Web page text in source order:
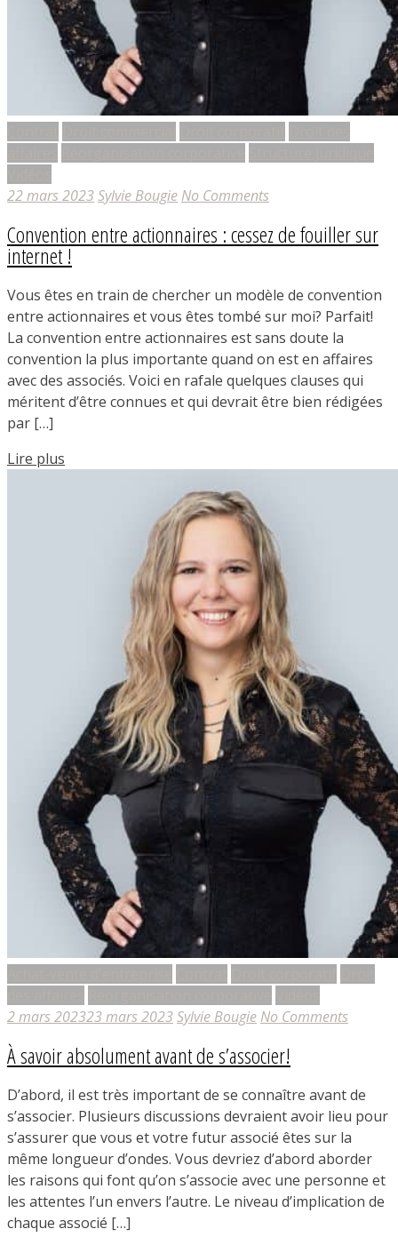
22 mars 2023Sylvie Bougie No Comments
Convention entre actionnaires : cessez de fouiller sur
internet !
Vous êtes en train de chercher un modèle de convention
entre actionnaires et vous êtes tombé sur moi? Parfait!
La convention entre actionnaires est sans doute la
convention la plus importante quand on est en affaires
avec des associés. Voici en rafale quelques clauses qui
méritent d’être connues et qui devrait être bien rédigées
par […]
Lire plus
2 mars 202323 mars 2023Sylvie Bougie No Comments
À savoir absolument avant de s’associer!
D’abord, il est très important de se connaître avant de
s’associer. Plusieurs discussions devraient avoir lieu pour
s’assurer que vous et votre futur associé êtes sur la
même longueur d’ondes. Vous devriez d’abord aborder
les raisons qui font qu’on s’associe avec une personne et
les attentes l’un envers l’autre. Le niveau d’implication de
chaque associé […]